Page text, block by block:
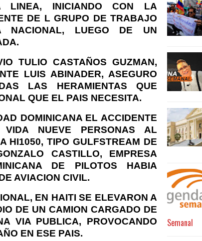
LINEA, INICIANDO CON LA
DE L GRUPO DE TRABAJO
NACIONAL, LUEGO DE UN
TULIO CASTAÑOS GUZMAN,
LUIS ABINADER, ASEGURO
LAS HERAMIENTAS QUE
QUE EL PAIS NECESITA.
DOMINICANA EL ACCIDENTE
NUEVE PERSONAS AL
HI1050, TIPO GULFSTREAM DE
CASTILLO, EMPRESA
DE PILOTOS HABIA
AVIACION CIVIL.
EN HAITI SE ELEVARON A
DE UN CAMION CARGADO DE
VIA PUBLICA, PROVOCANDO
EN ESE PAIS.
Semanal